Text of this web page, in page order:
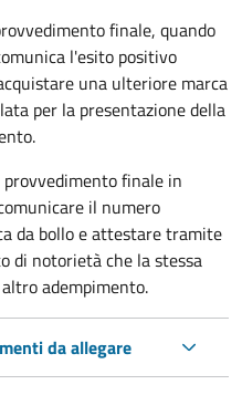
finale, quando
l'esito positivo
una ulteriore marca
per la presentazione della
finale in
il numero
da bollo e attestare tramite
di notorietà che la stessa
adempimento.
da allegare